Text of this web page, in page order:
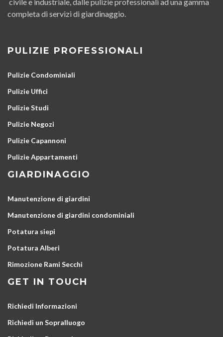
completa di servizi di giardinaggio.
PULIZIE PROFESSIONALI
Pulizie Condominiali
Pulizie Uffici
Pulizie Studi
Pulizie Negozi
Pulizie Capannoni
Pulizie Appartamenti
GIARDINAGGIO
Manutenzione di giardini
Manutenzione di giardini condominiali
Potatura siepi
Potatura Alberi
Rimozione Rami Secchi
GET IN TOUCH
Richiedi Informazioni
Richiedi un Sopralluogo